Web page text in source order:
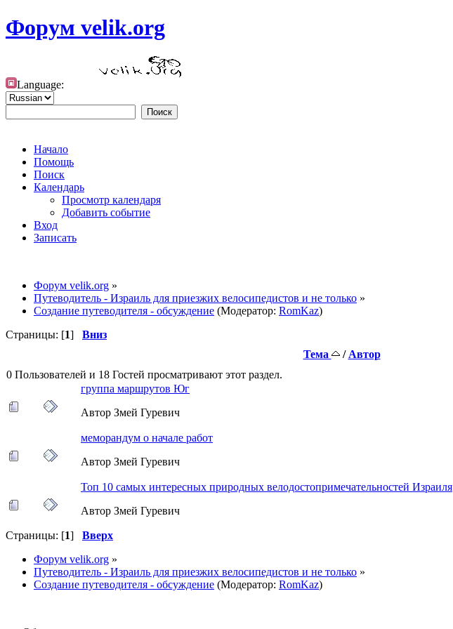
Форум velik.org
Language:
Начало
Помощь
Поиск
Календарь
Просмотр календаря
Добавить событие
Вход
Записать
Форум velik.org »
Путеводитель - Израиль для приезжих велосипедистов и не только »
Создание путеводителя - обсуждение (Модератор: RomKaz)
Страницы: [1] Вниз
Тема
/ Автор
0 Пользователей и 18 Гостей просматривают этот раздел.
группа маршрутов Юг
Автор Змей Гуревич
меморандум о начале работ
Автор Змей Гуревич
Топ 10 самых интересных природных велодостопримечательностей Израиля
Автор Змей Гуревич
Страницы: [1] Вверх
Форум velik.org »
Путеводитель - Израиль для приезжих велосипедистов и не только »
Создание путеводителя - обсуждение (Модератор: RomKaz)